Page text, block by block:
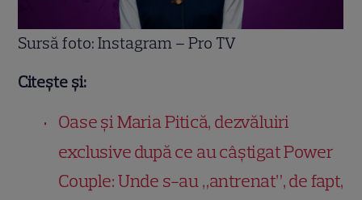
Sursă foto: Instagram – Pro TV
Citește și:
Oase și Maria Pitică, dezvăluiri
exclusive după ce au câștigat Power
Couple: Unde s-au „antrenat”, de fapt,